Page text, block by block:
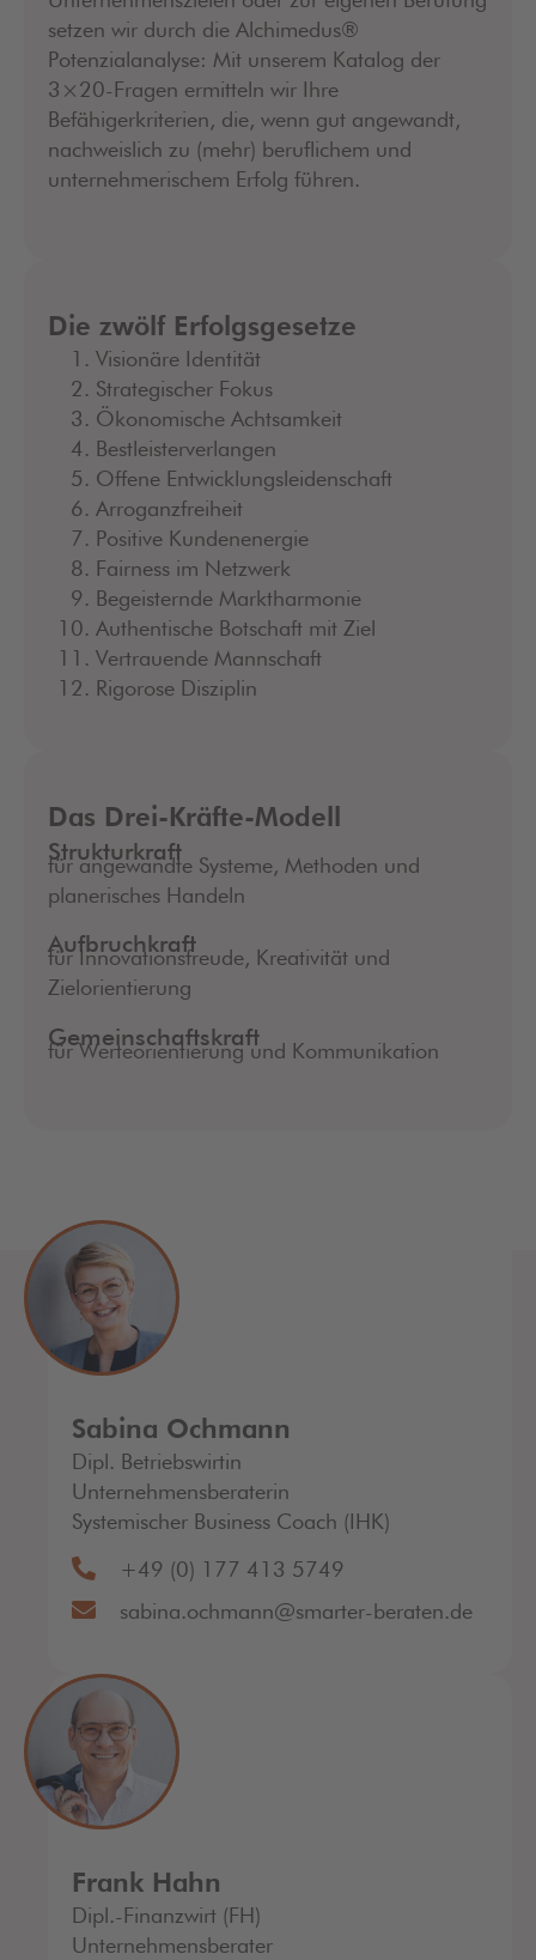
setzen wir durch die Alchimedus®
Potenzialanalyse: Mit unserem Katalog der
3×20-Fragen ermitteln wir Ihre
Befähigerkriterien, die, wenn gut angewandt,
nachweislich zu (mehr) beruflichem und
unternehmerischem Erfolg führen.
Die zwölf Erfolgsgesetze
Visionäre Identität
Strategischer Fokus
Ökonomische Achtsamkeit
Bestleisterverlangen
Offene Entwicklungsleidenschaft
Arroganzfreiheit
Positive Kundenenergie
Fairness im Netzwerk
Begeisternde Marktharmonie
Authentische Botschaft mit Ziel
Vertrauende Mannschaft
Rigorose Disziplin
Das Drei-Kräfte-Modell
Strukturkraft
für angewandte Systeme, Methoden und
planerisches Handeln
Aufbruchkraft
für Innovationsfreude, Kreativität und
Zielorientierung
Gemeinschaftskraft
für Werteorientierung und Kommunikation
Sabina Ochmann
Dipl. Betriebswirtin
Unternehmensberaterin
Systemischer Business Coach (IHK)
+49 (0) 177 413 5749
sabina.ochmann@smarter-beraten.de
Frank Hahn
Dipl.-Finanzwirt (FH)
Unternehmensberater